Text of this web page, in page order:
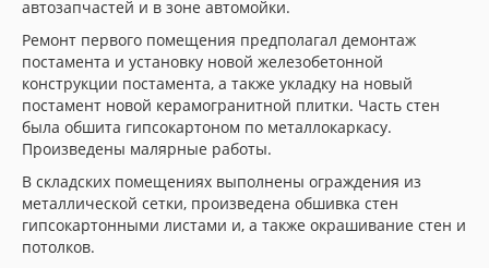
автозапчастей и в зоне автомойки.
Ремонт первого помещения предполагал демонтаж
постамента и установку новой железобетонной
конструкции постамента, а также укладку на новый
постамент новой керамогранитной плитки. Часть стен
была обшита гипсокартоном по металлокаркасу.
Произведены малярные работы.
В складских помещениях выполнены ограждения из
металлической сетки, произведена обшивка стен
гипсокартонными листами и, а также окрашивание стен и
потолков.